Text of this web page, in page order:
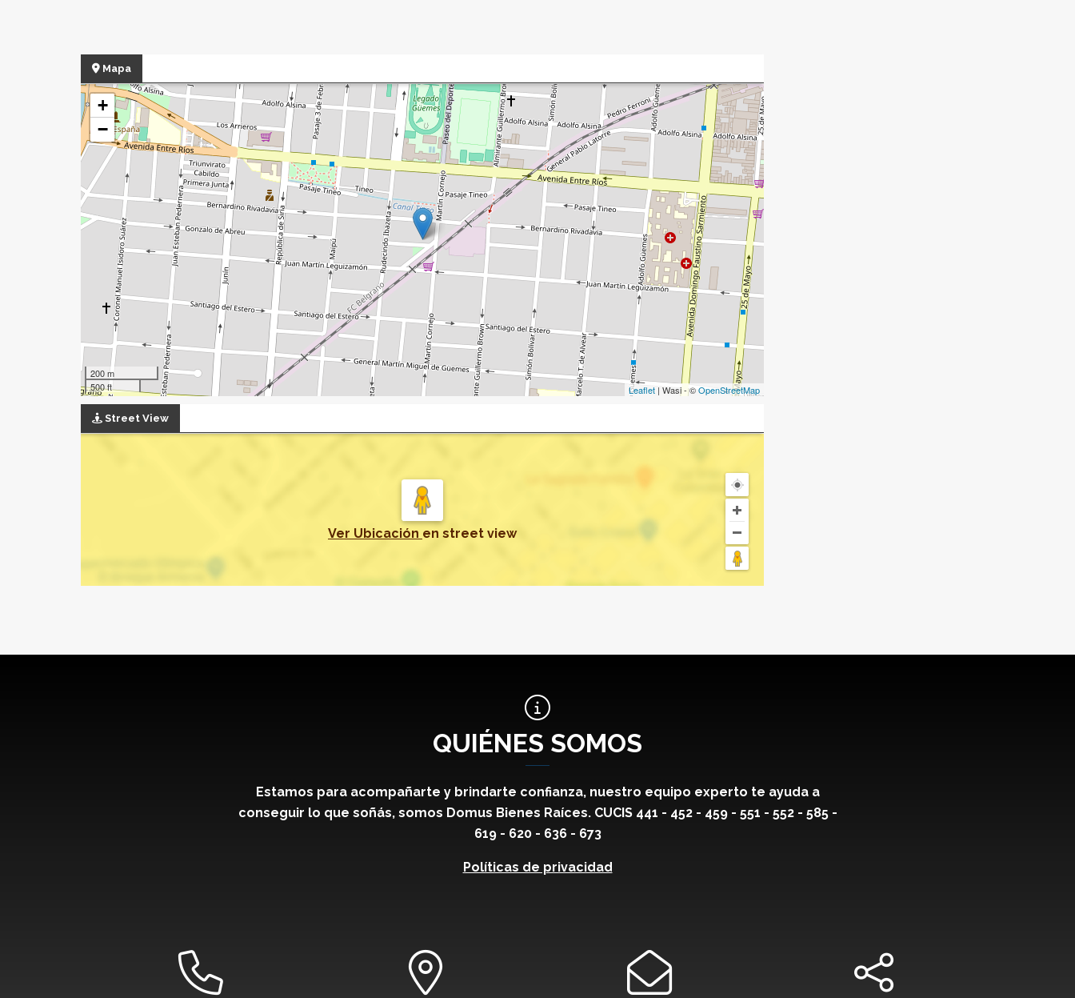
Mapa
+
−
200 m
500 ft
Leaflet | Wasi - ©OpenStreetMap
Street View
Ver Ubicación en street view
QUIÉNES SOMOS
Estamos para acompañarte y brindarte confianza, nuestro equipo experto te ayuda a
conseguir lo que soñás, somos Domus Bienes Raíces. CUCIS 441 - 452 - 459 - 551 - 552 - 585 -
619 - 620 - 636 - 673
Políticas de privacidad